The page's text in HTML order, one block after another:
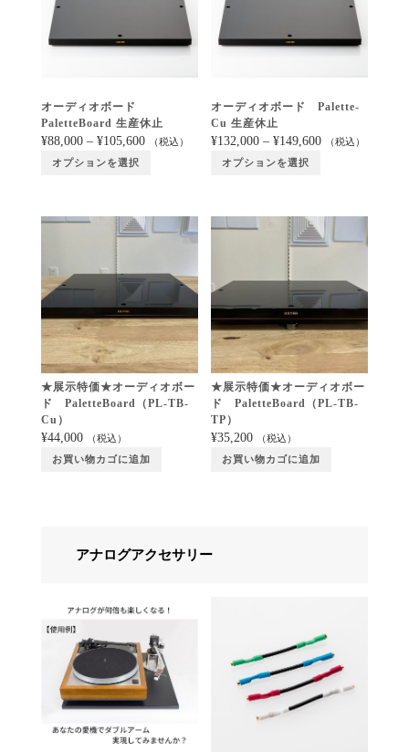
オーディオボード
PaletteBoard 生産休止
¥88,000– ¥105,600 （税込）
オプションを選択
オーディオボード Palette-
Cu 生産休止
¥132,000 –¥149,600 （税込）
オプションを選択
★展示特価★オーディオボー
ド PaletteBoard（PL-TB-
Cu）
¥44,000 （税込）
お買い物カゴに追加
★展示特価★オーディオボー
ド PaletteBoard（PL-TB-
TP）
¥35,200 （税込）
お買い物カゴに追加
アナログアクセサリー